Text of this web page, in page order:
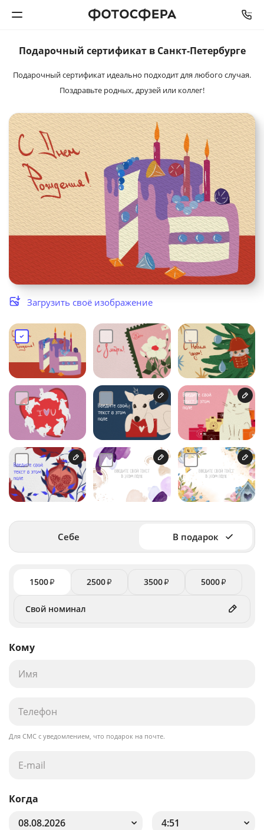
Печать фото
Календари
Интерьерная печать
Фотоподарки
Багетная мастерская
Полиграфия
Услуги и сервис
Магазин
Подарочный сертификат в Санкт-Петербурге
Подарочный сертификат идеально подходит для любого случая.
Поздравьте родных, друзей или коллег!
Загрузить своё изображение
Себе В подарок
1500₽ 2500₽ 3500₽ 5000₽
Кому
Для СМС с уведомлением, что подарок на почте.
Когда
08.08.2026
4:51